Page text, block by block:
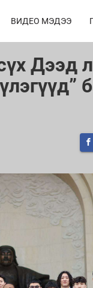
ВИДЕО МЭДЭЭ
Дээд